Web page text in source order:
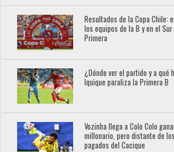
Resultados de la Copa Chile:
los equipos de la B y en el
Primera
¿Dónde ver el partido y a qué
Iquique paraliza la Primera B
Vozinha llega a Colo Colo
millonario, pero distante de
pagados del Cacique